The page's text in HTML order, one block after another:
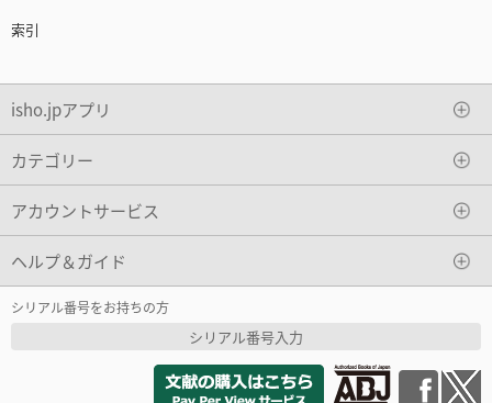
索引
isho.jpアプリ
カテゴリー
アカウントサービス
ヘルプ＆ガイド
シリアル番号をお持ちの方
シリアル番号入力